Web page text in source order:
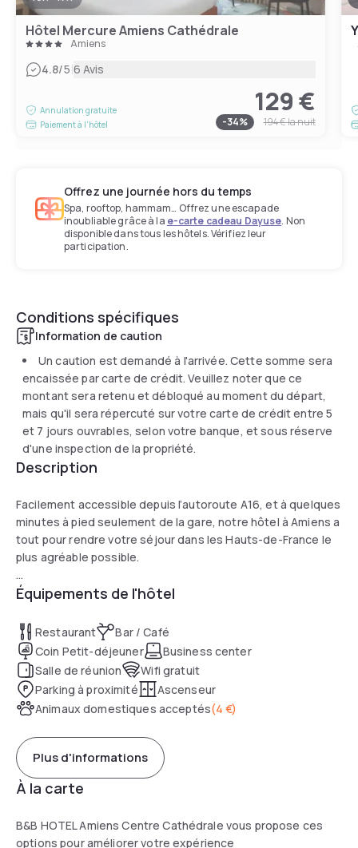
Hôtel Mercure Amiens Cathédrale
Amiens
4.8/5|6 Avis
Annulation gratuite
Paiement à l'hôtel
129 €
-34% 194 €la nuit
Offrez une journée hors du temps
Spa, rooftop, hammam… Offrez une escapade
inoubliable grâce à la e-carte cadeau Dayuse. Non
disponible dans tous les hôtels. Vérifiez leur
participation.
Conditions spécifiques
Information de caution
Un caution est demandé à l'arrivée. Cette somme sera
encaissée par carte de crédit. Veuillez noter que ce
montant sera retenu et débloqué au moment du départ,
mais qu'il sera répercuté sur votre carte de crédit entre 5
et 7 jours ouvrables, selon votre banque, et sous réserve
d'une inspection de la propriété.
Description
Facilement accessible depuis l’autoroute A16, et à quelques
minutes à pied seulement de la gare, notre hôtel à Amiens a
tout pour rendre votre séjour dans les Hauts-de-France le
plus agréable possible.
Notre établissement vous accueille toute l’année, et vous
privative. Et parce qu’à Amiens le mercure peut grimper, nos
chambres sont dotées de la climatisation et équipées
d’une literie de qualité pour que vous puissiez passer une
agréable nuit. Profitez également d’une télévision à écran
plat avec un bouquet de chaînes varié et du wifi gratuit pour
rester connecté à tout moment.
Équipements de l'hôtel
Restaurant
Bar / Café
Coin Petit-déjeuner
Business center
Salle de réunion
Wifi gratuit
Parking à proximité
Ascenseur
Animaux domestiques acceptés(4 €)
Plus d'informations
À la carte
B&B HOTEL Amiens Centre Cathédrale vous propose ces
options pour améliorer votre expérience